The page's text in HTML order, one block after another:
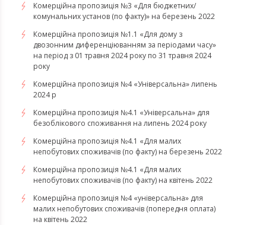
Комерційна пропозиція №3 «Для бюджетних/
комунальних установ (по факту)» на березень 2022
Комерційна пропозиція №1.1 «Для дому з
двозонним диференціюванням за періодами часу»
на період з 01 травня 2024 року по 31 травня 2024
року
Комерційна пропозиція №4 «Універсальна» липень
2024 р
Комерційна пропозиція №4.1 «Універсальна» для
безоблікового споживання на липень 2024 року
​​​​​​​Комерційна пропозиція №4.1 «Для малих
непобутових споживачів (по факту) на березень 2022
Комерційна пропозиція №4.1 «Для малих
непобутових споживачів (по факту) на квітень 2022
​​​​​​​Комерційна пропозиція №4 «універсальна» для
малих непобутових споживачів (попередня оплата)
на квітень 2022